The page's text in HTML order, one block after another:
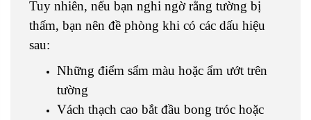
Tuy nhiên, nếu bạn nghi ngờ rằng tường bị
thấm, bạn nên đề phòng khi có các dấu hiệu
sau:
Những điểm sẩm màu hoặc ẩm ướt trên
tường
Vách thạch cao bắt đầu bong tróc hoặc